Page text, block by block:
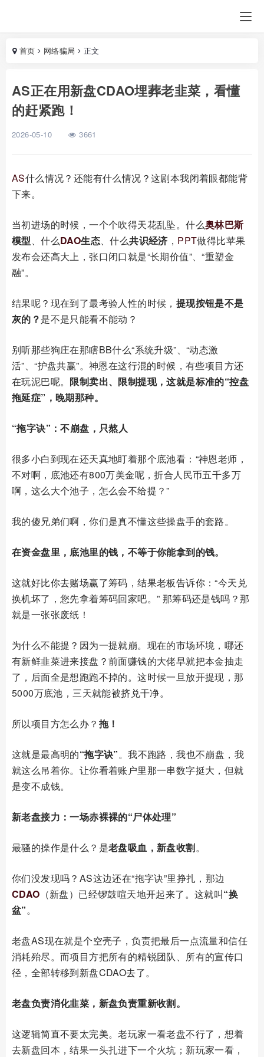
首页 网络骗局 正文
AS正在用新盘CDAO埋葬老韭菜，看懂
的赶紧跑！
2026-05-10 3661
AS什么情况？还能有什么情况？这剧本我闭着眼都能背
下来。
当初进场的时候，一个个吹得天花乱坠。什么奥林巴斯
模型、什么DAO生态、什么共识经济 ， PPT做得比苹果
发布会还高大上，张口闭口就是“长期价值”、“重塑金
融”。
结果呢？现在到了最考验人性的时候， 提现按钮是不是
灰的？是不是只能看不能动？
别听那些狗庄在那瞎BB什么“系统升级”、“动态激
活”、“护盘共赢”。神恩在这行混的时候，有些项目方还
在玩泥巴呢。 限制卖出、限制提现，这就是标准的“控盘
拖延症”，晚期那种。
“拖字诀”：不崩盘，只熬人
很多小白到现在还天真地盯着那个底池看：“神恩老师，
不对啊，底池还有800万美金呢，折合人民币五千多万
啊，这么大个池子，怎么会不给提？”
我的傻兄弟们啊，你们是真不懂这些操盘手的套路。
在资金盘里，底池里的钱，不等于你能拿到的钱。
这就好比你去赌场赢了筹码，结果老板告诉你：“今天兑
换机坏了，您先拿着筹码回家吧。” 那筹码还是钱吗？那
就是一张张废纸！
为什么不能提？因为一提就崩。现在的市场环境，哪还
有新鲜韭菜进来接盘？前面赚钱的大佬早就把本金抽走
了，后面全是想跑跑不掉的。这时候一旦放开提现，那
5000万底池，三天就能被挤兑干净。
所以项目方怎么办？ 拖！
这就是最高明的“拖字诀”。我不跑路，我也不崩盘，我
就这么吊着你。让你看着账户里那一串数字挺大，但就
是变不成钱。
新老盘接力：一场赤裸裸的“尸体处理”
最骚的操作是什么？是老盘吸血，新盘收割。
你们没发现吗？AS这边还在“拖字诀”里挣扎，那边
CDAO （新盘）已经锣鼓喧天地开起来了。这就叫“换
盆”。
老盘AS现在就是个空壳子，负责把最后一点流量和信任
消耗殆尽。而项目方把所有的精锐团队、所有的宣传口
径，全部转移到新盘CDAO去了。
老盘负责消化韭菜，新盘负责重新收割。
这逻辑简直不要太完美。老玩家一看老盘不行了，想着
去新盘回本，结果一头扎进下一个火坑；新玩家一看，